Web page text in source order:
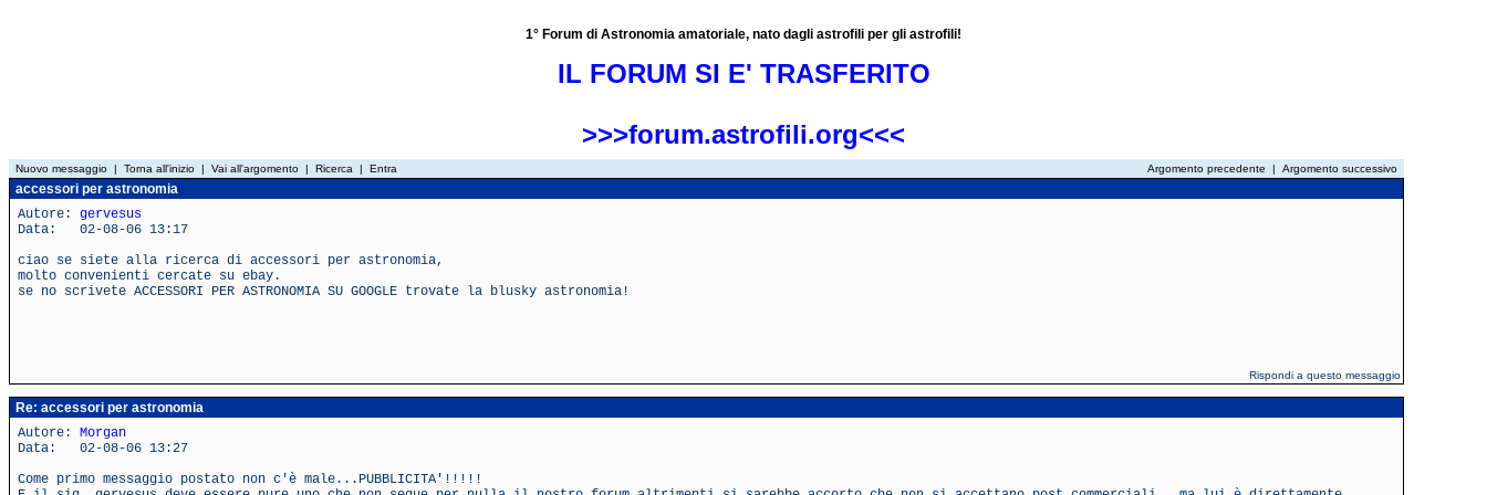
1° Forum di Astronomia amatoriale, nato dagli astrofili per gli astrofili!
IL FORUM SI E' TRASFERITO
>>>forum.astrofili.org<<<
Nuovo messaggio | Torna all'inizio | Vai all'argomento | Ricerca | Entra Argomento precedente | Argomento successivo
accessori per astronomia
Autore: gervesus
Data: 02-08-06 13:17
ciao se siete alla ricerca di accessori per astronomia,
molto convenienti cercate su ebay.
se no scrivete ACCESSORI PER ASTRONOMIA SU GOOGLE trovate la blusky astronomia!
Rispondi a questo messaggio
Re: accessori per astronomia
Autore: Morgan
Data: 02-08-06 13:27
Come primo messaggio postato non c'è male...PUBBLICITA'!!!!!